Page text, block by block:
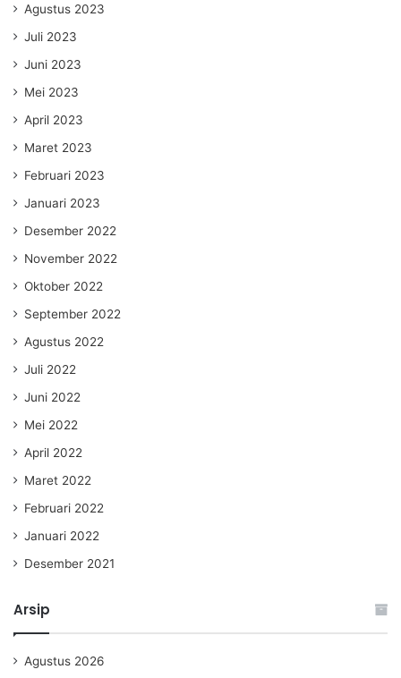
Agustus 2023
Juli 2023
Juni 2023
Mei 2023
April 2023
Maret 2023
Februari 2023
Januari 2023
Desember 2022
November 2022
Oktober 2022
September 2022
Agustus 2022
Juli 2022
Juni 2022
Mei 2022
April 2022
Maret 2022
Februari 2022
Januari 2022
Desember 2021
Arsip
Agustus 2026